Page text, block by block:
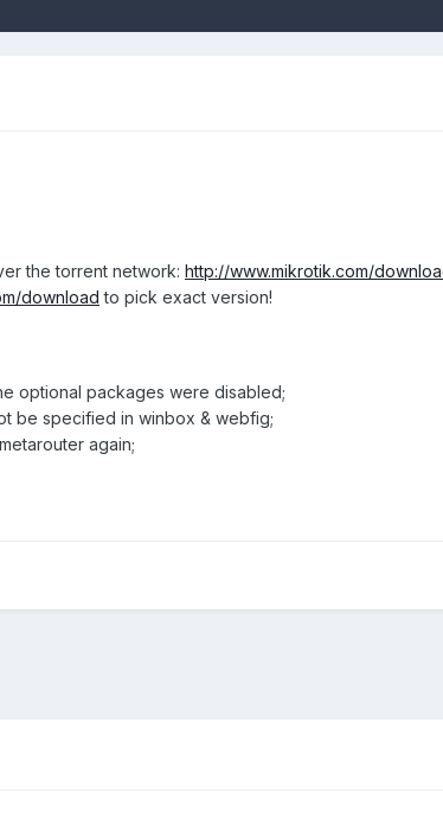
the torrent network: http://www.mikrotik.com/
download to pick exact version!
optional packages were disabled;
be specified in winbox & webfig;
again;